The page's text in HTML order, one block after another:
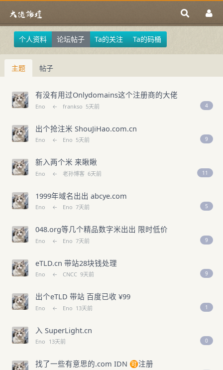
个人资料 论坛帖子 Ta的关注 Ta的码桶
主题 帖子
有没有用过Onlydomains这个注册商的大佬
Eno ← frankso 5天前 4
出个抢注米 ShouJiHao.com.cn
Eno ← Eno 5天前 9
新入两个米 来瞅瞅
Eno ← 老孙博客 6天前 11
1999年域名出出 abcye.com
Eno ← Eno 7天前 5
048.org等几个精品数字米出出 限时低价
Eno ← Eno 7天前 9
eTLD.cn 带站28块钱处理
Eno ← CNCC 9天前 9
出个eTLD 带站 百度已收 ¥99
Eno ← Eno 13天前 1
入 SuperLight.cn
Eno 13天前 0
找了一些有意思的.com IDN 🉑注册